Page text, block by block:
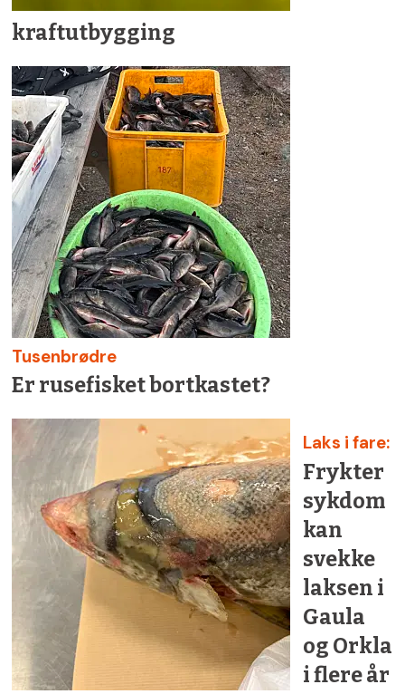
kraftutbygging
Tusenbrødre
Er rusefisket bortkastet?
Laks i fare:
Frykter
sykdom
kan
svekke
laksen i
Gaula
og Orkla
i flere år